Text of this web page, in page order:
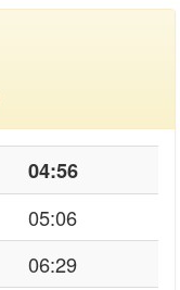
04:56
05:06
06:29